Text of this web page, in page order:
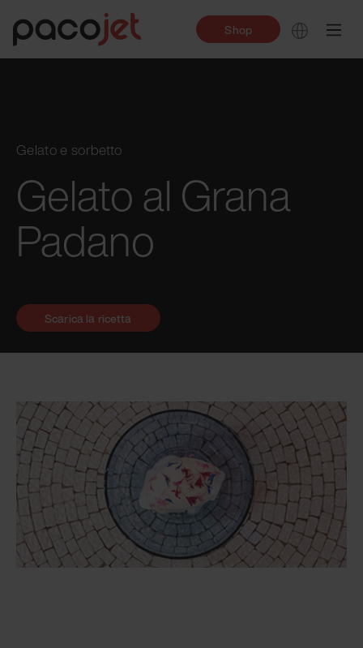
Shop
Gelato e sorbetto
Gelato al Grana
Padano
Scarica la ricetta